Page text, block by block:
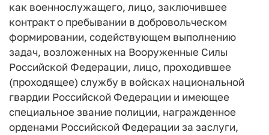
как военнослужащего, лицо, заключившее
контракт о пребывании в добровольческом
формировании, содействующем выполнению
задач, возложенных на Вооруженные Силы
Российской Федерации, лицо, проходившее
(проходящее) службу в войсках национальной
гвардии Российской Федерации и имеющее
специальное звание полиции, награжденное
орденами Российской Федерации за заслуги,